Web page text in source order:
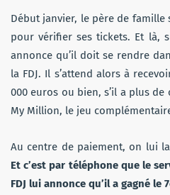
Début janvier, le père de
pour vérifier ses tickets. Et là,
annonce qu’il doit se rendre
la FDJ. Il s’attend alors à
000 euros ou bien, s’il a plus
My Million, le jeu
Au centre de paiement, on lui
Et c’est par téléphone que le
FDJ lui annonce qu’il a gagné le